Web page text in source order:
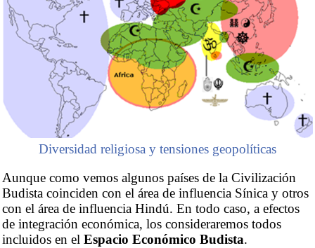
Diversidad religiosa y tensiones geopolíticas
Aunque como vemos algunos países de la Civilización
Budista coinciden con el área de influencia Sínica y otros
con el área de influencia Hindú. En todo caso, a efectos
de integración económica, los consideraremos todos
incluidos en el Espacio Económico Budista.